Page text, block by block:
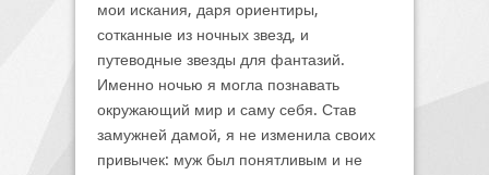
мои искания, даря ориентиры,
сотканные из ночных звезд, и
путеводные звезды для фантазий.
Именно ночью я могла познавать
окружающий мир и саму себя. Став
замужней дамой, я не изменила своих
привычек: муж был понятливым и не